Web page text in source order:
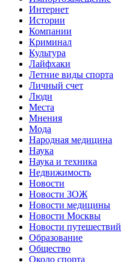
Интернет
Истории
Компании
Криминал
Культура
Лайфхаки
Летние виды спорта
Личный счет
Люди
Места
Мнения
Мода
Народная медицина
Наука
Наука и техника
Недвижимость
Новости
Новости ЗОЖ
Новости медицины
Новости Москвы
Новости путешествий
Образование
Общество
Около спорта